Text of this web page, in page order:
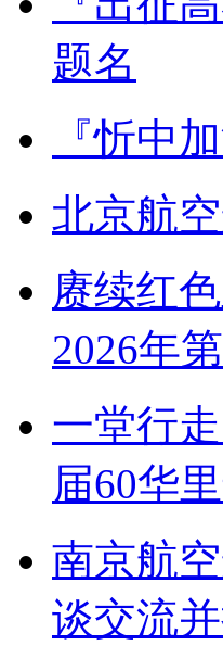
题名
『忻中
北京航
赓续红
2026年
一堂行
届60华
南京航
谈交流